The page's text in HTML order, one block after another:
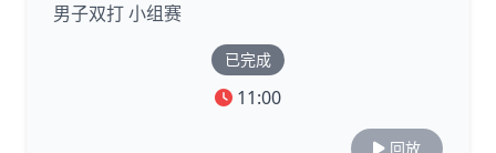
男子双打 小组赛
已完成
11:00
回放